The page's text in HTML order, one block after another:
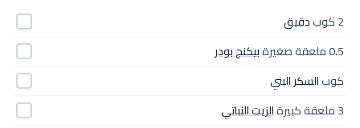
2 كوب
دقيق
0.5 ملعقة صغيرة
بيكنج بودر
كوبالسكر البني
3 ملعقة كبيرة
الزيت النباتي